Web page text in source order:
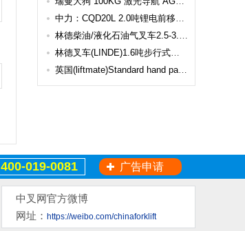
中力：CQD20L 2.0吨锂电前移式叉车
林德柴油/液化石油气叉车2.5-3.0吨（2007年E代双雄） H25 H30
林德叉车(LINDE)1.6吨步行式全电动托盘堆垛叉车 L16I
英国(liftmate)Standard hand pallet truck MA20
400-019-0081 广告申请
中叉网官方微博
网址： https://weibo.com/chinaforklift